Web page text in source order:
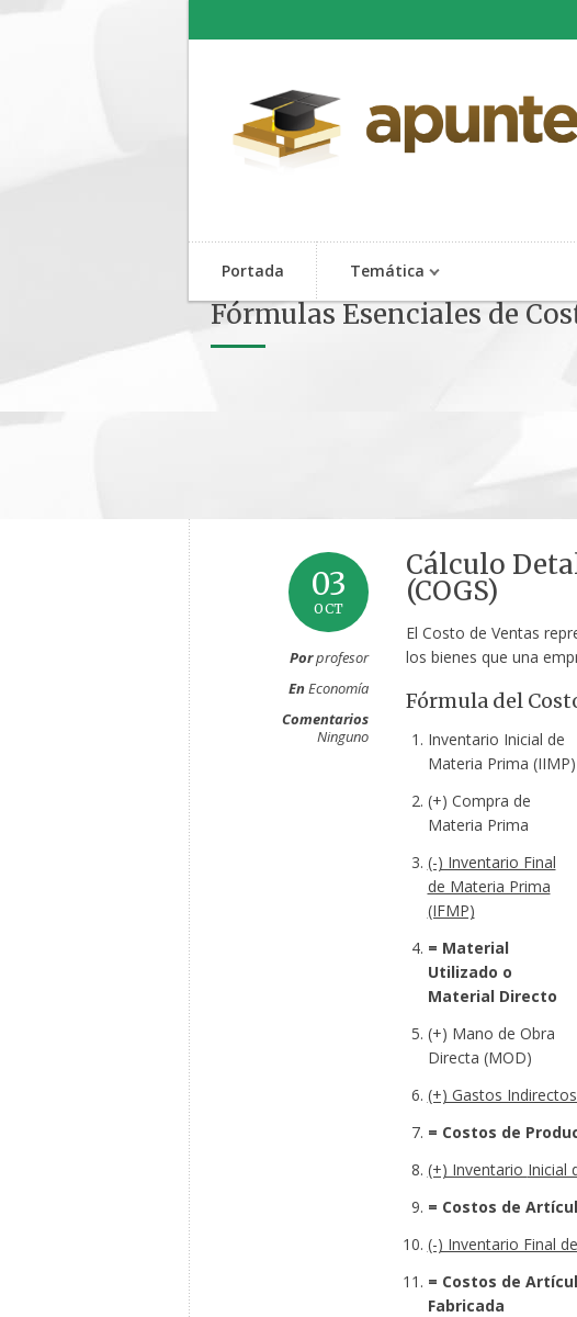
Portada Temática
Fórmulas Esenciales de
03
OCT
Porprofesor
EnEconomía
Comentarios
Ninguno
Cálculo
(COGS)
El Costo de Ventas
los bienes que una
Fórmula del
Inventario Inicial de
Materia Prima (IIMP)
(+) Compra de
Materia Prima
(-) Inventario Final
de Materia Prima
(IFMP)
= Material
Utilizado o
Material Directo
(+) Mano de Obra
Directa (MOD)
(+) Gastos
= Costos de
(+) Inventario Inicial
= Costos de
(-) Inventario Final
= Costos de
Fabricada